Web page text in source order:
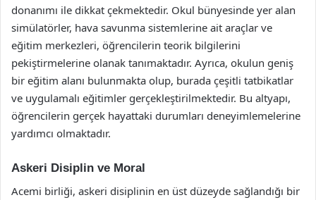
donanımı ile dikkat çekmektedir. Okul bünyesinde yer alan
simülatörler, hava savunma sistemlerine ait araçlar ve
eğitim merkezleri, öğrencilerin teorik bilgilerini
pekiştirmelerine olanak tanımaktadır. Ayrıca, okulun geniş
bir eğitim alanı bulunmakta olup, burada çeşitli tatbikatlar
ve uygulamalı eğitimler gerçekleştirilmektedir. Bu altyapı,
öğrencilerin gerçek hayattaki durumları deneyimlemelerine
yardımcı olmaktadır.
Askeri Disiplin ve Moral
Acemi birliği, askeri disiplinin en üst düzeyde sağlandığı bir